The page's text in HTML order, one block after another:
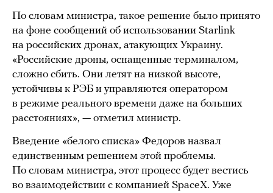
По словам министра, такое решение было принято
на фоне сообщений об использовании Starlink
на российских дронах, атакующих Украину.
«Российские дроны, оснащенные терминалом,
сложно сбить. Они летят на низкой высоте,
устойчивы к РЭБ и управляются оператором
в режиме реального времени даже на больших
расстояниях», — отметил министр.
Введение «белого списка» Федоров назвал
единственным решением этой проблемы.
По словам министра, этот процесс будет вестись
во взаимодействии с компанией SpaceX. Уже